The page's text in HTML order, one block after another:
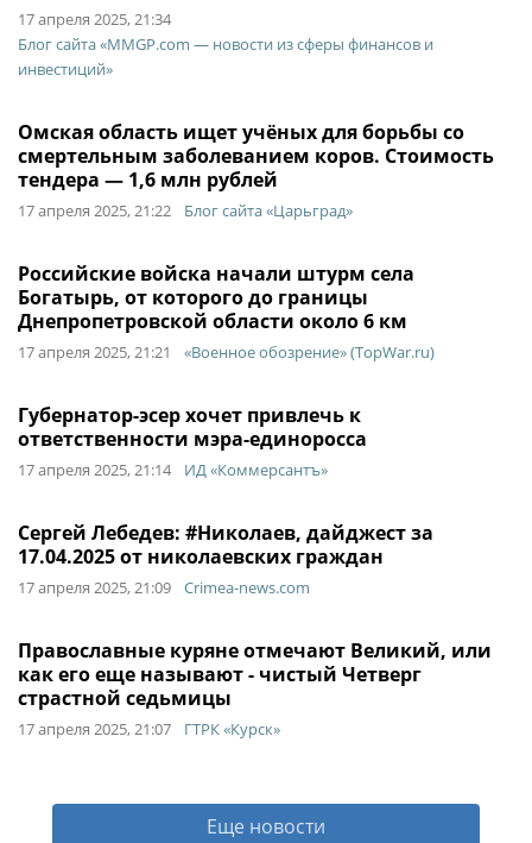
17 апреля 2025, 21:34
Блог сайта «MMGP.com — новости из сферы финансов и
инвестиций»
Омская область ищет учёных для борьбы со
смертельным заболеванием коров. Стоимость
тендера — 1,6 млн рублей
17 апреля 2025, 21:22 Блог сайта «Царьград»
Российские войска начали штурм села
Богатырь, от которого до границы
Днепропетровской области около 6 км
17 апреля 2025, 21:21 «Военное обозрение» (TopWar.ru)
Губернатор-эсер хочет привлечь к
ответственности мэра-единоросса
17 апреля 2025, 21:14 ИД «Коммерсантъ»
Сергей Лебедев: #Николаев, дайджест за
17.04.2025 от николаевских граждан
17 апреля 2025, 21:09 Crimea-news.com
Православные куряне отмечают Великий, или
как его еще называют - чистый Четверг
страстной седьмицы
17 апреля 2025, 21:07 ГТРК «Курск»
Еще новости